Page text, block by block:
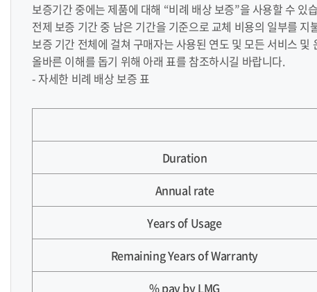
보증기간 중에는 제품에 대해 “비례 배상 보증”을 사용할 수 있
전제 보증 기간 중 남은 기간을 기준으로 교체 비용의 일부를 지
보증 기간 전체에 걸쳐 구매자는 사용된 연도 및 모든 서비스
올바른 이해를 돕기 위해 아래 표를 참조하시길 바랍니다.
- 자세한 비례 배상 보증 표
Duration
Annual rate
Years of Usage
Remaining Years of Warranty
% pay by LMG